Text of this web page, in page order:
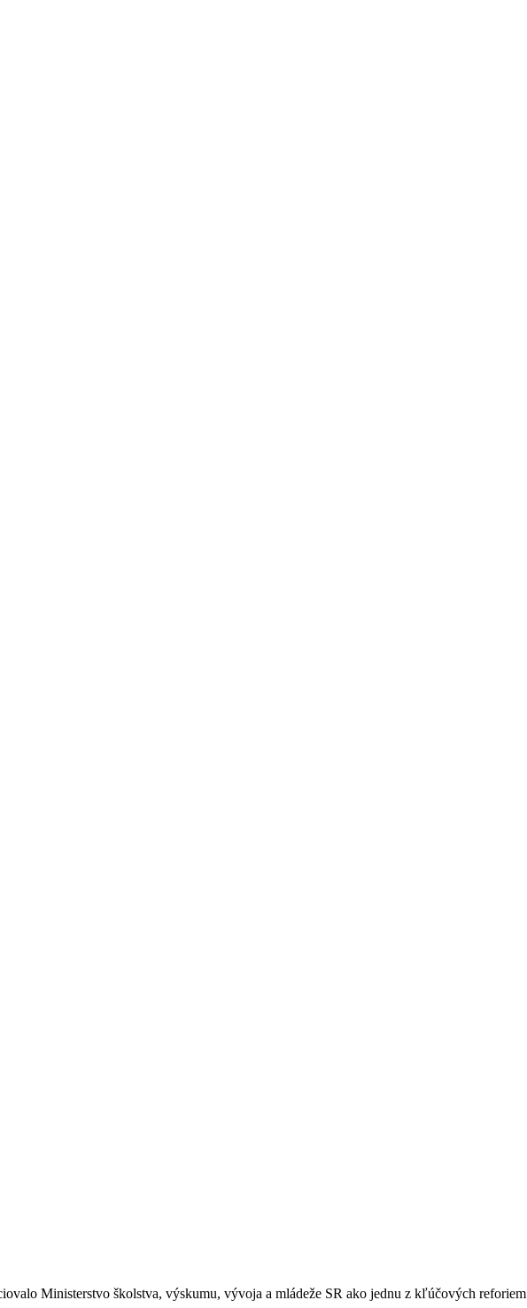
Ministerstvo školstva, výskumu, vývoja a mládeže SR ako jednu z kľúčových